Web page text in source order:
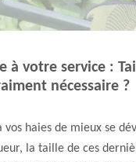
à votre service :
nécessaire ?
vos haies de mieux se
la taille de ces